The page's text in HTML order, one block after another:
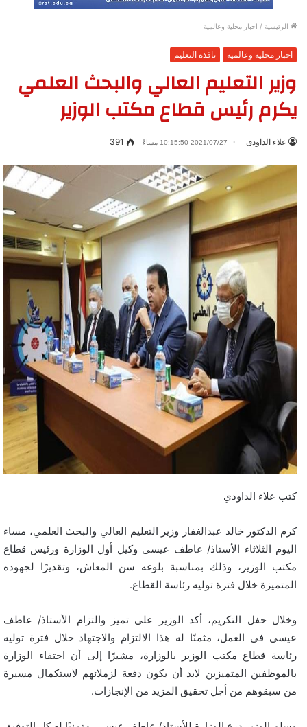
الرئيسية / اخبار محلية وعالمية
اخبار محلية وعالمية نافذة التعليم
وزير التعليم العالي والبحث العلمي
يكرم رئيس قطاع مكتب الوزير
علاء الداودى 2021/07/27 10:15:50 مساءً 391
كتب علاء الداودي
كرم الدكتور خالد عبدالغفار وزير التعليم العالي والبحث العلمي، مساء
اليوم الثلاثاء الأستاذ/ عاطف عيسى وكيل أول الوزارة ورئيس قطاع
مكتب الوزير، وذلك بمناسبة بلوغه سن المعاش، وتقديرًا لجهوده
المتميزة خلال فترة توليه رئاسة القطاع.
وخلال حفل التكريم، أكد الوزير على تميز والتزام الأستاذ/ عاطف
عيسى فى العمل، مثمنًا له هذا الالتزام والاجتهاد خلال فترة توليه
رئاسة قطاع مكتب الوزير بالوزارة، مشيرًا إلى أن احتفاء الوزارة
بالموظفين المتميزين لابد أن يكون دفعة لزملائهم لاستكمال مسيرة
من سبقوهم من أجل تحقيق المزيد من الإنجازات.